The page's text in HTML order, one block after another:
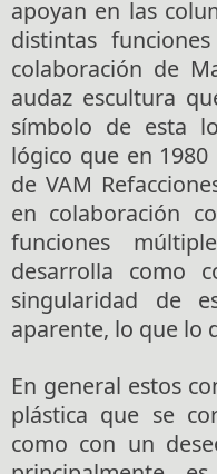
apoyan en las
distintas
colaboración de
audaz escultura
símbolo de esta
lógico que en
de VAM
en colaboración
funciones
desarrolla como
singularidad de
aparente, lo que lo
En general estos
plástica que se
como con un